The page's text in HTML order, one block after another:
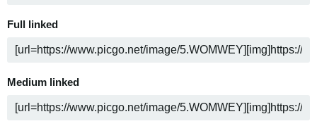
Full linked
Medium linked